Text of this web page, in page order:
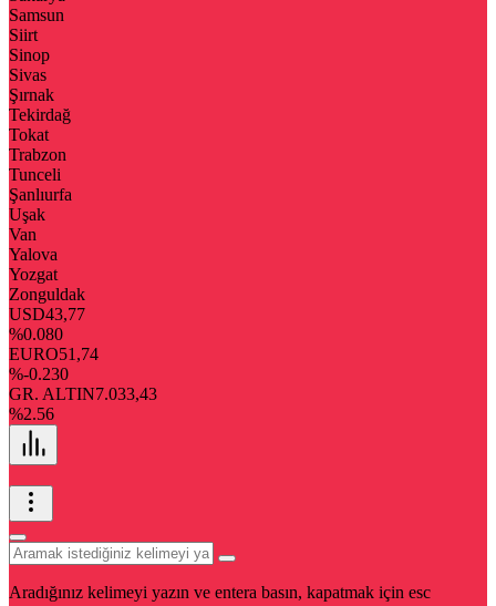
Samsun
Siirt
Sinop
Sivas
Şırnak
Tekirdağ
Tokat
Trabzon
Tunceli
Şanlıurfa
Uşak
Van
Yalova
Yozgat
Zonguldak
USD43,77
%0.080
EURO51,74
%-0.230
GR. ALTIN7.033,43
%2.56
Aradığınız kelimeyi yazın ve entera basın, kapatmak için esc